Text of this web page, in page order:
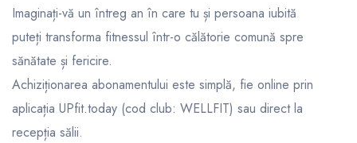
Imaginați-vă un întreg an în care tu și persoana iubită
puteți transforma fitnessul într-o călătorie comună spre
sănătate și fericire.
Achiziționarea abonamentului este simplă, fie online prin
aplicația UPfit.today (cod club: WELLFIT) sau direct la
recepția sălii.